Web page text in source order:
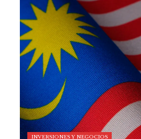
INVERSIONES Y NEGOCIOS